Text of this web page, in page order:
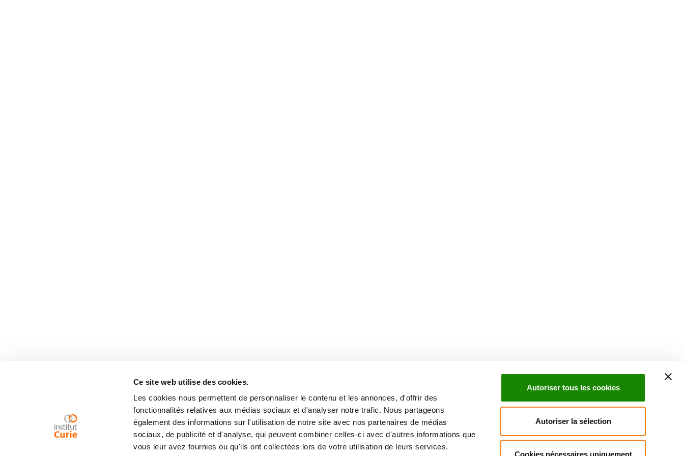
Ce site web utilise des cookies.
Les cookies nous permettent de personnaliser le contenu et les annonces, d'offrir des
fonctionnalités relatives aux médias sociaux et d'analyser notre trafic. Nous partageons
également des informations sur l'utilisation de notre site avec nos partenaires de médias
sociaux, de publicité et d'analyse, qui peuvent combiner celles-ci avec d'autres informations que
vous leur avez fournies ou qu'ils ont collectées lors de votre utilisation de leurs services.
Autoriser tous les cookies
Autoriser la sélection
Cookies nécessaires uniquement